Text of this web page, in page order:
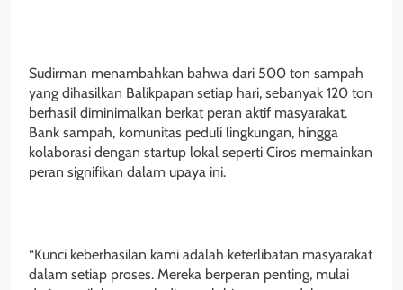
Sudirman menambahkan bahwa dari 500 ton sampah
yang dihasilkan Balikpapan setiap hari, sebanyak 120 ton
berhasil diminimalkan berkat peran aktif masyarakat.
Bank sampah, komunitas peduli lingkungan, hingga
kolaborasi dengan startup lokal seperti Ciros memainkan
peran signifikan dalam upaya ini.
“Kunci keberhasilan kami adalah keterlibatan masyarakat
dalam setiap proses. Mereka berperan penting, mulai